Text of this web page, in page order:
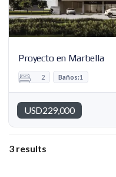
Proyecto en Marbella
USD229,000
2 Baños:1
3 results